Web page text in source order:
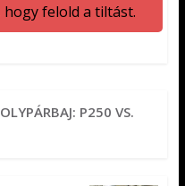
hogy felold a tiltást.
P250 VS.